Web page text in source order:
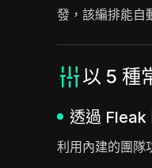
發，該編排能自
以 5 種
透過 Fleak
利用內建的團隊